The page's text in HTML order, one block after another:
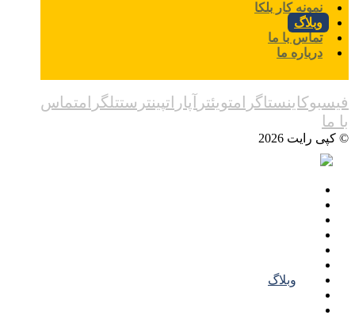
نمونه کار بلکا
وبلاگ
تماس با ما
درباره ما
فیسبوکاینستاگرامتویئتر آپاراتپینترستتلگرامتماس
با ما
© کپی رایت 2026
وبلاگ